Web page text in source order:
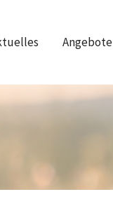
Angebote